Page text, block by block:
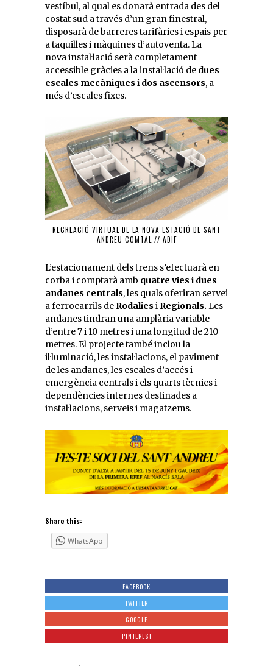
vestíbul, al qual es donarà entrada des del
costat sud a través d’un gran finestral,
disposarà de barreres tarifàries i espais per
a taquilles i màquines d’autoventa. La
nova instal·lació serà completament
accessible gràcies a la instal·lació de dues
escales mecàniques i dos ascensors, a
més d’escales fixes.
RECREACIÓ VIRTUAL DE LA NOVA ESTACIÓ DE SANT
ANDREU COMTAL // ADIF
L’estacionament dels trens s’efectuarà en
corba i comptarà amb quatre vies i dues
andanes centrals, les quals oferiran servei
a ferrocarrils de Rodalies i Regionals. Les
andanes tindran una amplària variable
d’entre 7 i 10 metres i una longitud de 210
metres. El projecte també inclou la
il·luminació, les instal·lacions, el paviment
de les andanes, les escales d’accés i
emergència centrals i els quarts tècnics i
dependències internes destinades a
instal·lacions, serveis i magatzems.
Share this:
WhatsApp
FACEBOOK
TWITTER
GOOGLE
PINTEREST